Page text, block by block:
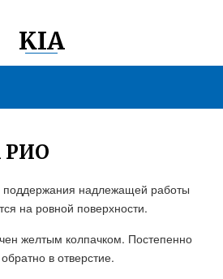
KIA
РИО
поддержания надлежащей работы
на ровной поверхности.
желтым колпачком. Постепенно
в отверстие.